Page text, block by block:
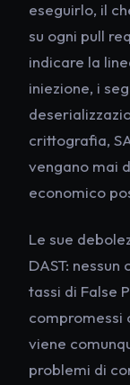
eseguirlo, il
su ogni pull
indicare la
iniezione, i
crittografia,
vengano mai
economico
Le sue
DAST:
tassi di False
compromessi
viene
problemi di